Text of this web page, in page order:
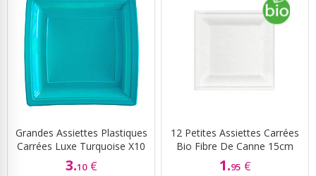
Grandes Assiettes Plastiques
Carrées Luxe Turquoise X10
3.10 €
12 Petites Assiettes Carrées
Bio Fibre De Canne 15cm
1.95 €